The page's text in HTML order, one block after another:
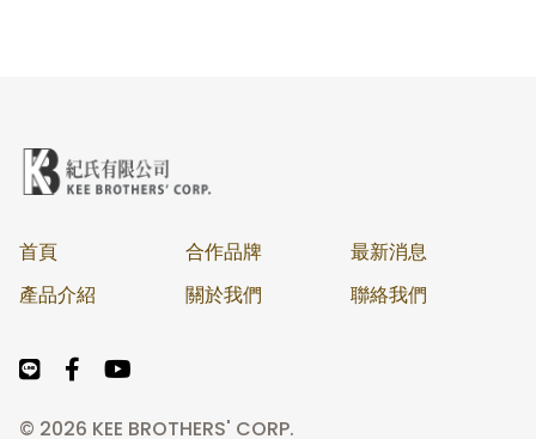
首頁
產品介紹
合作品牌
關於我們
最新消息
聯絡我們
© 2026 KEE BROTHERS' CORP.